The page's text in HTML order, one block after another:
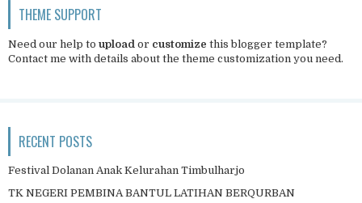
THEME SUPPORT
Need our help to upload or customize this blogger template?
Contact me with details about the theme customization you need.
RECENT POSTS
Festival Dolanan Anak Kelurahan Timbulharjo
TK NEGERI PEMBINA BANTUL LATIHAN BERQURBAN